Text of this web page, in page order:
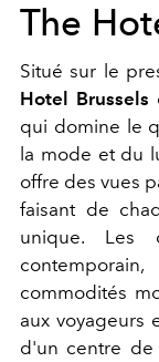
The
Situé sur le
Hotel Brussels
qui domine le
la mode et du
offre des vues
faisant de
unique. Les
commodités
aux voyageurs
d'un centre de